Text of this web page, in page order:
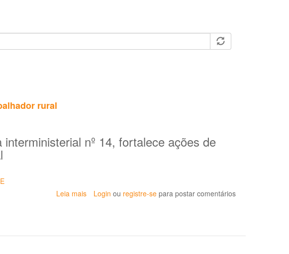
rural
nº 14, fortalece ações de
Leia mais sobre
proteção
Login ou registre-se para postar comentários